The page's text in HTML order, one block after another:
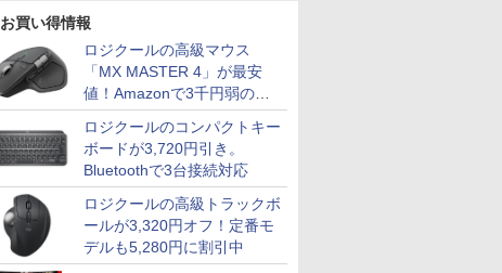
お買い得情報
ロジクールの高級マウス
「MX MASTER 4」が最安
値！Amazonで3千円弱の割
引
ロジクールのコンパクトキー
ボードが3,720円引き。
Bluetoothで3台接続対応
ロジクールの高級トラックボ
ールが3,320円オフ！定番モ
デルも5,280円に割引中